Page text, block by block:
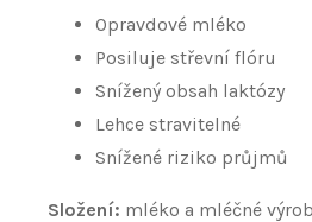
Opravdové mléko
Posiluje střevní flóru
Snížený obsah laktózy
Lehce stravitelné
Snížené riziko průjmů
Složení: mléko a mléčné